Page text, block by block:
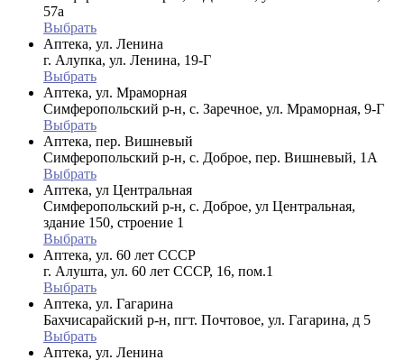
57а
Выбрать
Аптека, ул. Ленина
г. Алупка, ул. Ленина, 19-Г
Выбрать
Аптека, ул. Мраморная
Симферопольский р-н, с. Заречное, ул. Мраморная, 9-Г
Выбрать
Аптека, пер. Вишневый
Симферопольский р-н, с. Доброе, пер. Вишневый, 1А
Выбрать
Аптека, ул Центральная
Симферопольский р-н, с. Доброе, ул Центральная,
здание 150, строение 1
Выбрать
Аптека, ул. 60 лет СССР
г. Алушта, ул. 60 лет СССР, 16, пом.1
Выбрать
Аптека, ул. Гагарина
Бахчисарайский р-н, пгт. Почтовое, ул. Гагарина, д 5
Выбрать
Аптека, ул. Ленина